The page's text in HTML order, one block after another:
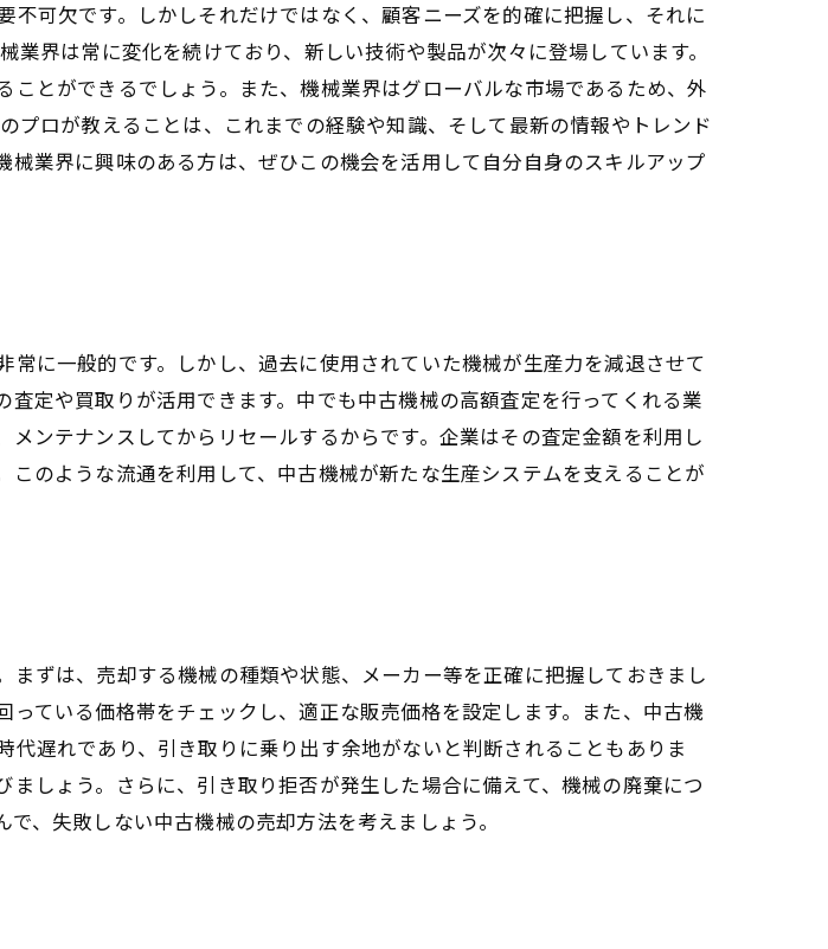
可欠です。しかしそれだけではなく、顧客ニーズを的確に把握し、それに
界は常に変化を続けており、新しい技術や製品が次々に登場しています。
とができるでしょう。また、機械業界はグローバルな市場であるため、外
ロが教えることは、これまでの経験や知識、そして最新の情報やトレンド
業界に興味のある方は、ぜひこの機会を活用して自分自身のスキルアップ
に一般的です。しかし、過去に使用されていた機械が生産力を減退させて
定や買取りが活用できます。中でも中古機械の高額査定を行ってくれる業
ンテナンスしてからリセールするからです。企業はその査定金額を利用し
のような流通を利用して、中古機械が新たな生産システムを支えることが
ずは、売却する機械の種類や状態、メーカー等を正確に把握しておきまし
ている価格帯をチェックし、適正な販売価格を設定します。また、中古機
遅れであり、引き取りに乗り出す余地がないと判断されることもありま
しょう。さらに、引き取り拒否が発生した場合に備えて、機械の廃棄につ
、失敗しない中古機械の売却方法を考えましょう。